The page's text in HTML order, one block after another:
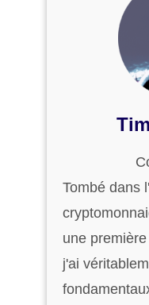
Tombé dans
une
j'ai